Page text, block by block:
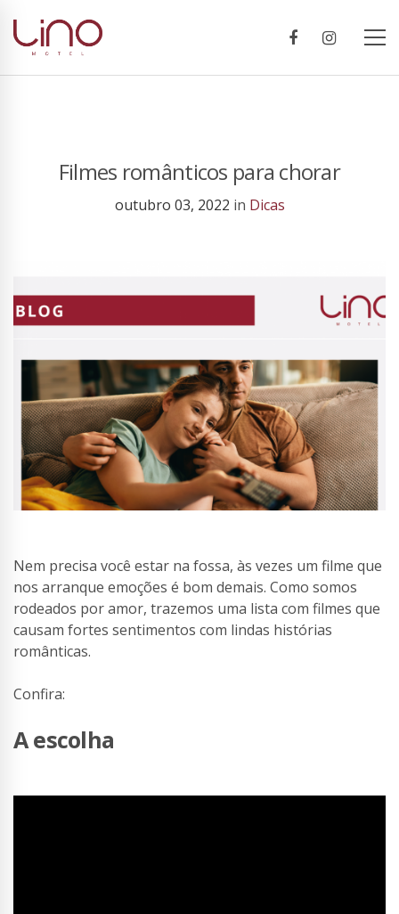
Filmes românticos para chorar
outubro 03, 2022 in Dicas
Nem precisa você estar na fossa, às vezes um filme que
nos arranque emoções é bom demais. Como somos
rodeados por amor, trazemos uma lista com filmes que
causam fortes sentimentos com lindas histórias
românticas.
Confira:
A escolha